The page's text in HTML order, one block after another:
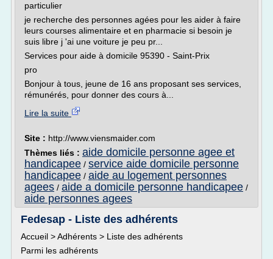
particulier
je recherche des personnes agées pour les aider à faire
leurs courses alimentaire et en pharmacie si besoin je
suis libre j 'ai une voiture je peu pr...
Services pour aide à domicile 95390 - Saint-Prix
pro
Bonjour à tous, jeune de 16 ans proposant ses services,
rémunérés, pour donner des cours à...
Lire la suite
Site : http://www.viensmaider.com
Thèmes liés : aide domicile personne agee et
handicapee / service aide domicile personne
handicapee / aide au logement personnes
agees / aide a domicile personne handicapee /
aide personnes agees
Fedesap - Liste des adhérents
Accueil > Adhérents > Liste des adhérents
Parmi les adhérents